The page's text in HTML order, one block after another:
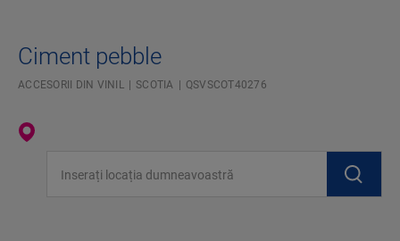
Ciment pebble
ACCESORII DIN VINIL SCOTIA QSVSCOT40276